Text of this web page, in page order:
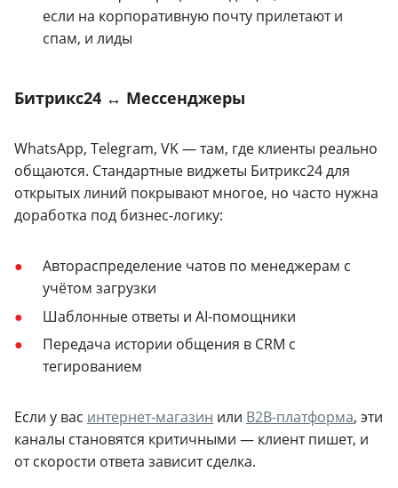
если на корпоративную почту прилетают и
спам, и лиды
Битрикс24 ↔ Мессенджеры
WhatsApp, Telegram, VK — там, где клиенты реально
общаются. Стандартные виджеты Битрикс24 для
открытых линий покрывают многое, но часто нужна
доработка под бизнес-логику:
Автораспределение чатов по менеджерам с
учётом загрузки
Шаблонные ответы и AI-помощники
Передача истории общения в CRM с
тегированием
Если у вас интернет-магазин или B2B-платформа, эти
каналы становятся критичными — клиент пишет, и
от скорости ответа зависит сделка.